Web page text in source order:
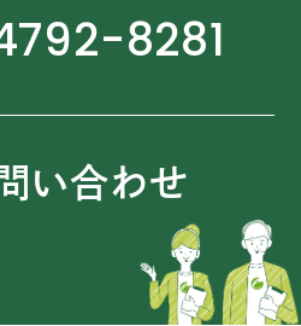
8281
い合わせ